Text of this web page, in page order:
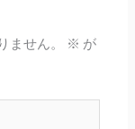
ません。 ※ が